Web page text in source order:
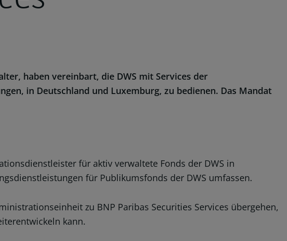
haben vereinbart, die DWS mit Services der
in Deutschland und Luxemburg, zu bedienen. Das Mandat
für aktiv verwaltete Fonds der DWS in
für Publikumsfonds der DWS umfassen.
zu BNP Paribas Securities Services übergehen,
kann.